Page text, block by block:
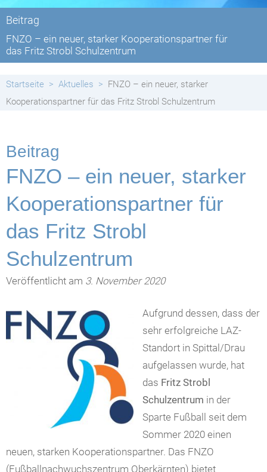
Beitrag
FNZO – ein neuer, starker Kooperationspartner für
das Fritz Strobl Schulzentrum
Startseite Aktuelles
FNZO – ein neuer, starker
Kooperationspartner für das Fritz Strobl Schulzentrum
Beitrag
FNZO – ein neuer, starker
Kooperationspartner für
das Fritz Strobl
Schulzentrum
Veröffentlicht am 3. November 2020
Aufgrund dessen, dass der
sehr erfolgreiche LAZ-
Standort in Spittal/Drau
aufgelassen wurde, hat
das Fritz Strobl
Schulzentrum in der
Sparte Fußball seit dem
Sommer 2020 einen
neuen, starken Kooperationspartner. Das FNZO
(Fußballnachwuchszentrum Oberkärnten) bietet